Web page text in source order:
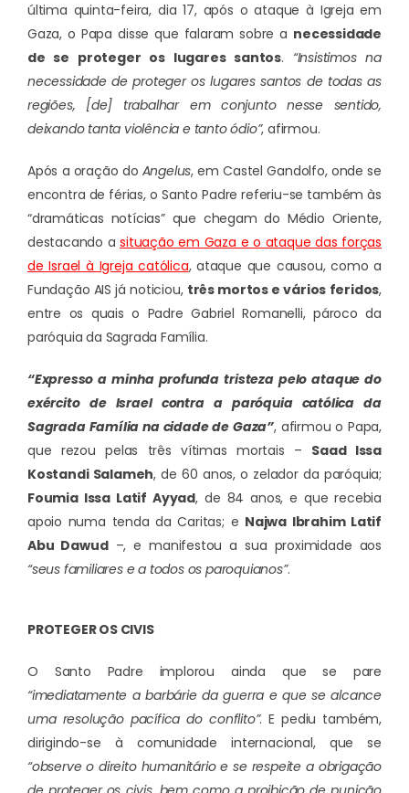
última quinta-feira, dia 17, após o ataque à Igreja em
Gaza, o Papa disse que falaram sobre a necessidade
de se proteger os lugares santos. “Insistimos na
necessidade de proteger os lugares santos de todas as
regiões, [de] trabalhar em conjunto nesse sentido,
deixando tanta violência e tanto ódio”, afirmou.
Após a oração do Angelus, em Castel Gandolfo, onde se
encontra de férias, o Santo Padre referiu-se também às
“dramáticas notícias” que chegam do Médio Oriente,
destacando asituação em Gaza e o ataque das forças
de Israel à Igreja católica, ataque que causou, como a
Fundação AIS já noticiou, três mortos e vários feridos,
entre os quais o Padre Gabriel Romanelli, pároco da
paróquia da Sagrada Família.
“Expresso a minha profunda tristeza pelo ataque do
exército de Israel contra a paróquia católica da
Sagrada Família na cidade de Gaza”, afirmou o Papa,
que rezou pelas três vítimas mortais – Saad Issa
Kostandi Salameh, de 60 anos, o zelador da paróquia;
Foumia Issa Latif Ayyad, de 84 anos, e que recebia
apoio numa tenda da Caritas; e Najwa Ibrahim Latif
Abu Dawud–, e manifestou a sua proximidade aos
“seus familiares e a todos os paroquianos”.
PROTEGER OS CIVIS
O Santo Padre implorou ainda que se pare
“imediatamente a barbárie da guerra e que se alcance
uma resolução pacífica do conflito”. E pediu também,
dirigindo-se à comunidade internacional, que se
“observe o direito humanitário e se respeite a obrigação